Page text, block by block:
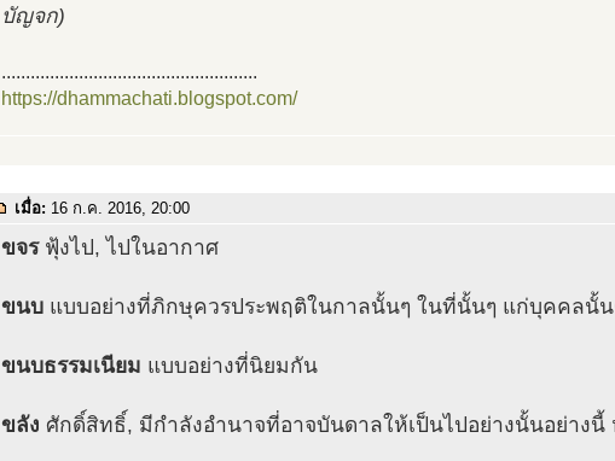
บัญจก)
.....................................................
https://dhammachati.blogspot.com/
เมื่อ: 16 ก.ค. 2016, 20:00
ขจรฟุ้งไป, ไปในอากาศ
ขนบ แบบอย่างที่ภิกษุควรประพฤติในกาลนั้นๆ ในที่นั้นๆ แก่บุคคลนั้น
ขนบธรรมเนียม แบบอย่างที่นิยมกัน
ขลัง ศักดิ์สิทธิ์, มีกำลังอำนาจที่อาจบันดาลให้เป็นไปอย่างนั้นอย่างนี้